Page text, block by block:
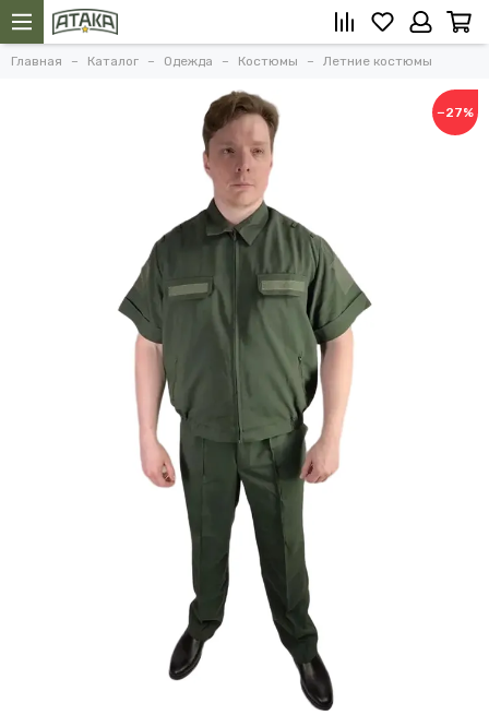
Главная Каталог Одежда Костюмы Летние костюмы
−27%